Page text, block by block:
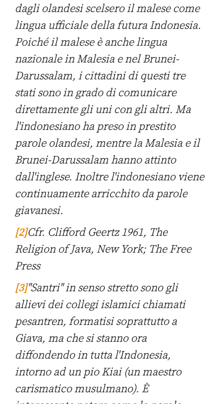
dagli olandesi scelsero il malese come
lingua ufficiale della futura Indonesia.
Poiché il malese è anche lingua
nazionale in Malesia e nel Brunei-
Darussalam, i cittadini di questi tre
stati sono in grado di comunicare
direttamente gli uni con gli altri. Ma
l'indonesiano ha preso in prestito
parole olandesi, mentre la Malesia e il
Brunei-Darussalam hanno attinto
dall'inglese. Inoltre l'indonesiano viene
continuamente arricchito da parole
giavanesi.
[2]Cfr. Clifford Geertz 1961, The
Religion of Java, New York; The Free
Press
[3]"Santri" in senso stretto sono gli
allievi dei collegi islamici chiamati
pesantren, formatisi soprattutto a
Giava, ma che si stanno ora
diffondendo in tutta l'Indonesia,
intorno ad un pioKiai(un maestro
carismatico musulmano). È